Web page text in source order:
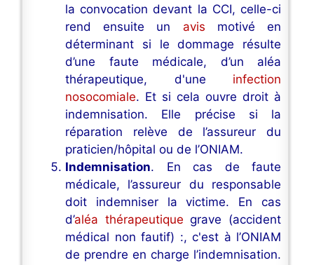
la convocation devant la CCI, celle-ci
rend ensuite un avis motivé en
déterminant si le dommage résulte
d’une faute médicale, d’un aléa
thérapeutique, d'une infection
nosocomiale. Et si cela ouvre droit à
indemnisation. Elle précise si la
réparation relève de l’assureur du
praticien/hôpital ou de l’ONIAM.
Indemnisation. En cas de faute
médicale, l’assureur du responsable
doit indemniser la victime. En cas
d’aléa thérapeutique grave (accident
médical non fautif) :, c'est à l’ONIAM
de prendre en charge l’indemnisation.